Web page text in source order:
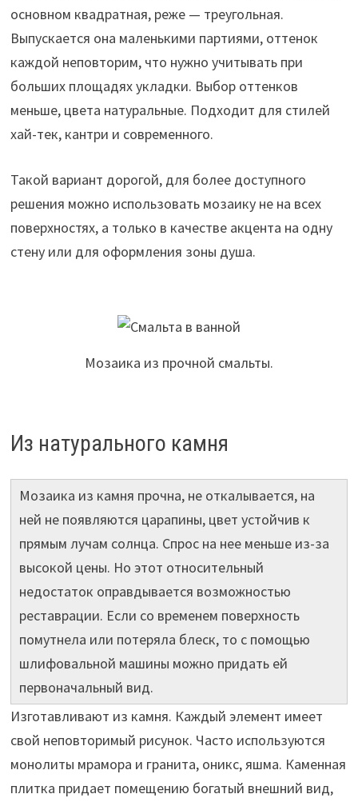
основном квадратная, реже — треугольная.
Выпускается она маленькими партиями, оттенок
каждой неповторим, что нужно учитывать при
больших площадях укладки. Выбор оттенков
меньше, цвета натуральные. Подходит для стилей
хай-тек, кантри и современного.
Такой вариант дорогой, для более доступного
решения можно использовать мозаику не на всех
поверхностях, а только в качестве акцента на одну
стену или для оформления зоны душа.
Мозаика из прочной смальты.
Из натурального камня
Мозаика из камня прочна, не откалывается, на
ней не появляются царапины, цвет устойчив к
прямым лучам солнца. Спрос на нее меньше из-за
высокой цены. Но этот относительный
недостаток оправдывается возможностью
реставрации. Если со временем поверхность
помутнела или потеряла блеск, то с помощью
шлифовальной машины можно придать ей
первоначальный вид.
Изготавливают из камня. Каждый элемент имеет
свой неповторимый рисунок. Часто используются
монолиты мрамора и гранита, оникс, яшма. Каменная
плитка придает помещению богатый внешний вид,